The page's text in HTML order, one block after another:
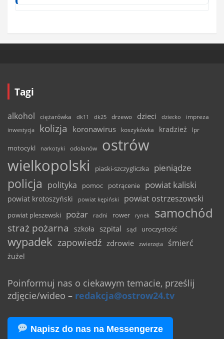
Tagi
alkohol ciężarówka dk11 dk25 drzewo dzieci dziecko
impreza
inwestycja
kolizja koronawirus koszykówka kradzież lpr
motocykl narkotyki odolanów
ostrów
wielkopolski
piaski-szczygliczka pieniądze
policja polityka pomoc potrącenie powiat kaliski
powiat krotoszyński powiat kępiński powiat ostrzeszowski
powiat pleszewski pożar radni rower rynek samochód
straż pożarna szkoła szpital sąd uroczystość
wypadek zapowiedź zdrowie zwierzęta śmierć
żużel
Poinformuj nas o ciekawym temacie, prześlij
zdjęcie/wideo – redakcja@ostrow24.tv
Napisz do nas na Messengerze